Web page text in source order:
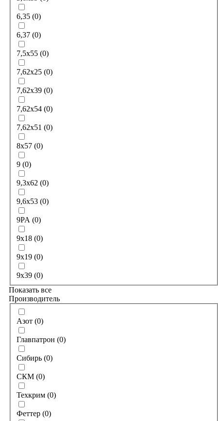
6,35 (0)
6,37 (0)
7,5x55 (0)
7,62x25 (0)
7,62x39 (0)
7,62x54 (0)
7,62х51 (0)
8x57 (0)
9 (0)
9,3x62 (0)
9,6x53 (0)
9PA (0)
9x18 (0)
9x19 (0)
9x39 (0)
Показать все
Производитель
Азот (0)
Главпатрон (0)
Сибирь (0)
СКМ (0)
Техкрим (0)
Феттер (0)